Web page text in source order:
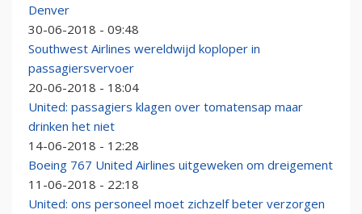
Denver
30-06-2018 - 09:48
Southwest Airlines wereldwijd koploper in
passagiersvervoer
20-06-2018 - 18:04
United: passagiers klagen over tomatensap maar
drinken het niet
14-06-2018 - 12:28
Boeing 767 United Airlines uitgeweken om dreigement
11-06-2018 - 22:18
United: ons personeel moet zichzelf beter verzorgen